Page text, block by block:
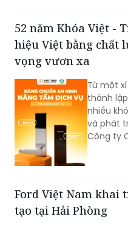
52 năm Khóa Việt -
hiệu Việt bằng chất
vọng vươn xa
Từ một
thành
nhiều
và phát
Công ty
là câu
thương
ánh sự
Ford Việt Nam khai
tạo tại Hải Phòng